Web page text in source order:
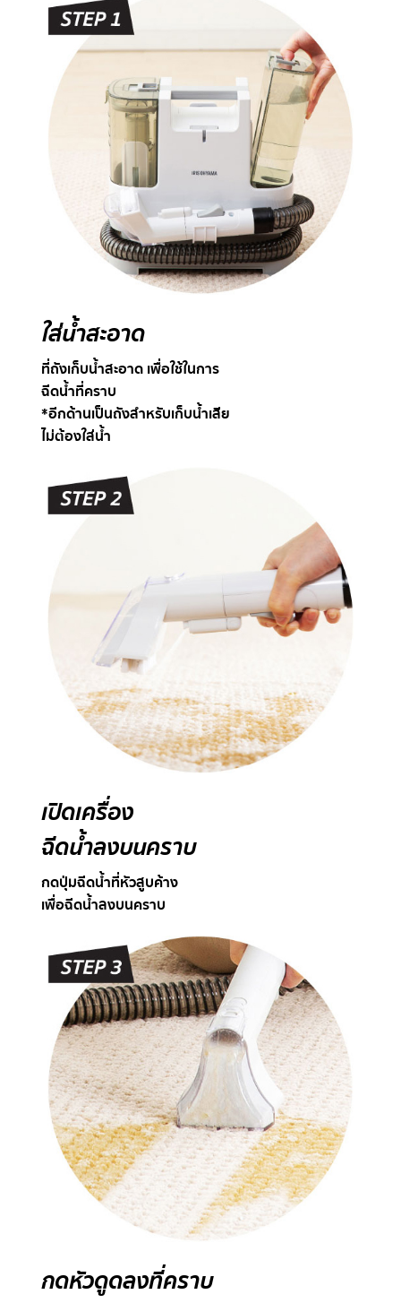
ใส่น้ำสะอาด
ที่ถังเก็บน้ำสะอาด เพื่อใช้ในการ
ฉีดน้ำที่คราบ
*อีกด้านเป็นถังสำหรับเก็บน้ำเสีย
ไม่ต้องใส่น้ำ
เปิดเครื่อง
ฉีดน้ำลงบนคราบ
กดปุ่มฉีดน้ำที่หัวสูบค้าง
เพื่อฉีดน้ำลงบนคราบ
กดหัวดูดลงที่คราบ